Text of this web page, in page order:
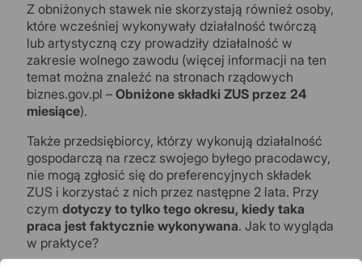
Z obniżonych stawek nie skorzystają również osoby,
które wcześniej wykonywały działalność twórczą
lub artystyczną czy prowadziły działalność w
zakresie wolnego zawodu (więcej informacji na ten
temat można znaleźć na stronach rządowych
biznes.gov.pl –Obniżone składki ZUS przez 24
miesiące).
Także przedsiębiorcy, którzy wykonują działalność
gospodarczą na rzecz swojego byłego pracodawcy,
nie mogą zgłosić się do preferencyjnych składek
ZUS i korzystać z nich przez następne 2 lata. Przy
czymdotyczy to tylko tego okresu, kiedy taka
praca jest faktycznie wykonywana. Jak to wygląda
w praktyce?